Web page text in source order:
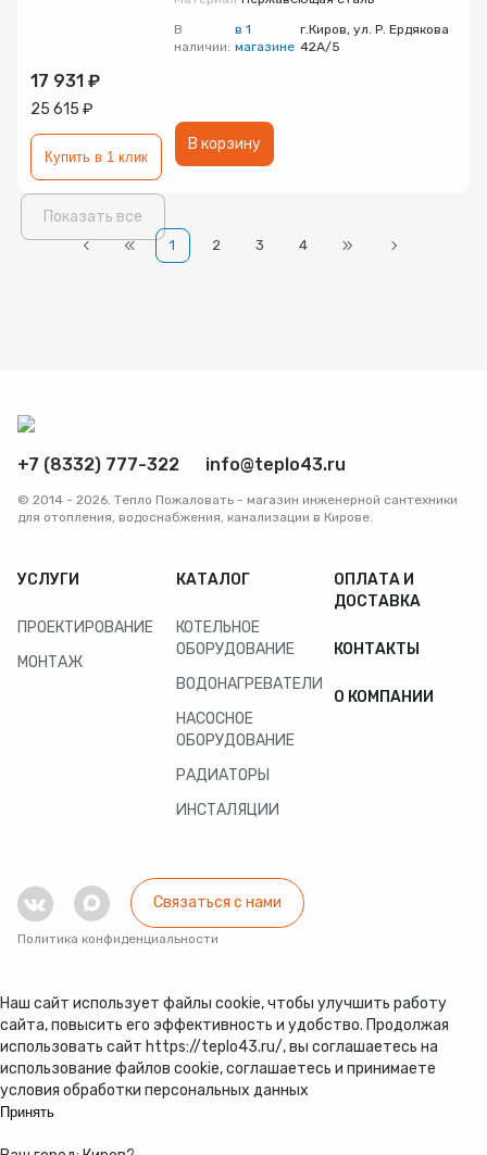
В
наличии:
в 1
магазине
г.Киров, ул. Р. Ердякова
42А/5
17 931 ₽
25 615 ₽
В корзину
Купить в 1 клик
Показать все
1 2 3 4
+7 (8332) 777-322 info@teplo43.ru
© 2014 - 2026. Тепло Пожаловать - магазин инженерной сантехники
для отопления, водоснабжения, канализации в Кирове.
УСЛУГИ
ПРОЕКТИРОВАНИЕ
МОНТАЖ
КАТАЛОГ
КОТЕЛЬНОЕ
ОБОРУДОВАНИЕ
ВОДОНАГРЕВАТЕЛИ
НАСОСНОЕ
ОБОРУДОВАНИЕ
РАДИАТОРЫ
ИНСТАЛЯЦИИ
ОПЛАТА И
ДОСТАВКА
КОНТАКТЫ
О КОМПАНИИ
Политика конфиденциальности
Связаться с нами
Наш сайт использует файлы cookie, чтобы улучшить работу
сайта, повысить его эффективность и удобство. Продолжая
использовать сайт https://teplo43.ru/, вы соглашаетесь на
использование файлов cookie, соглашаетесь и принимаете
условия обработки персональных данных
Принять